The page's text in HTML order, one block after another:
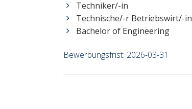
Techniker/-in
Technische/-r Betriebswirt/-in
Bachelor of Engineering
Bewerbungsfrist: 2026-03-31